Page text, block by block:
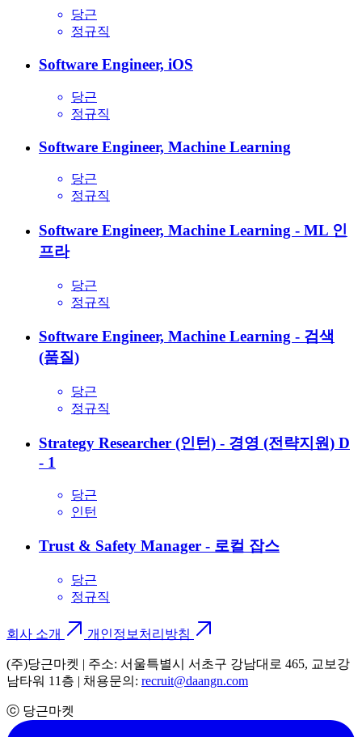
당근
정규직
Software Engineer, iOS
당근
정규직
Software Engineer, Machine Learning
당근
정규직
Software Engineer, Machine Learning - ML 인
프라
당근
정규직
Software Engineer, Machine Learning - 검색
(품질)
당근
정규직
Strategy Researcher (인턴) - 경영 (전략지원) D
- 1
당근
인턴
Trust & Safety Manager - 로컬 잡스
당근
정규직
회사 소개 개인정보처리방침
(주)당근마켓 | 주소: 서울특별시 서초구 강남대로 465, 교보강
남타워 11층 | 채용문의: recruit@daangn.com
ⓒ 당근마켓